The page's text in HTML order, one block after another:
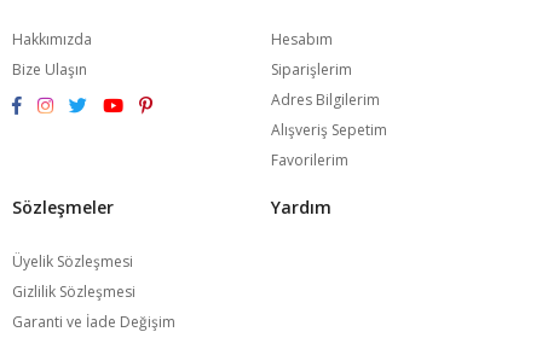
Hakkımızda
Bize Ulaşın
Hesabım
Siparişlerim
Adres Bilgilerim
Alışveriş Sepetim
Favorilerim
Sözleşmeler
Üyelik Sözleşmesi
Gizlilik Sözleşmesi
Garanti ve İade Değişim
Yardım